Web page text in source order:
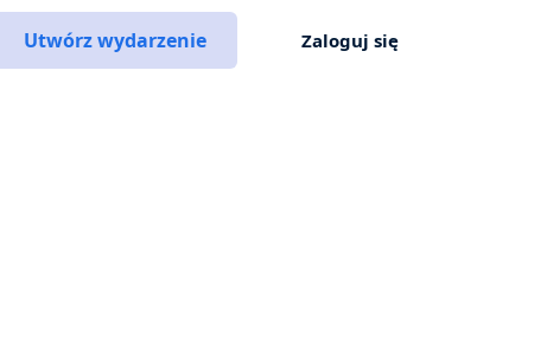
Utwórz wydarzenie Zaloguj się